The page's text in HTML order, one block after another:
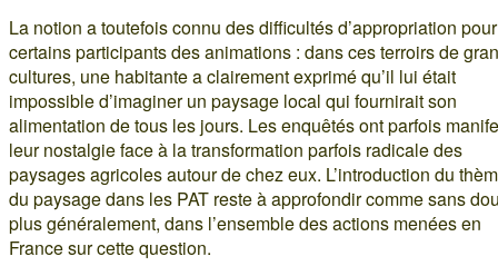
La notion a toutefois connu des difficultés d’appropriation pour
certains participants des animations : dans ces terroirs de
cultures, une habitante a clairement exprimé qu’il lui était
impossible d’imaginer un paysage local qui fournirait son
alimentation de tous les jours. Les enquêtés ont parfois
leur nostalgie face à la transformation parfois radicale des
paysages agricoles autour de chez eux. L’introduction du
du paysage dans les PAT reste à approfondir comme sans
plus généralement, dans l’ensemble des actions menées en
France sur cette question.